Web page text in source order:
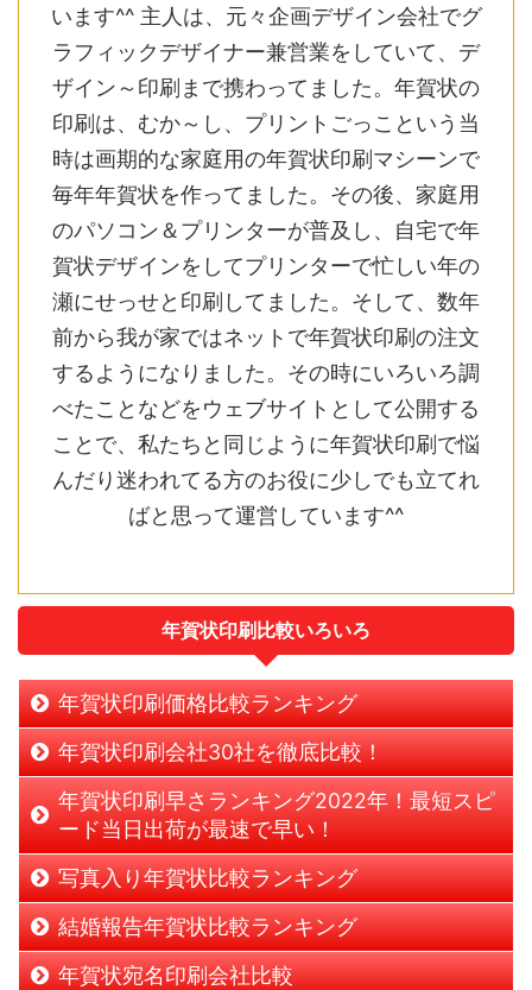
います^^ 主人は、元々企画デザイン会社でグ
ラフィックデザイナー兼営業をしていて、デ
ザイン～印刷まで携わってました。年賀状の
印刷は、むか～し、プリントごっこという当
時は画期的な家庭用の年賀状印刷マシーンで
毎年年賀状を作ってました。その後、家庭用
のパソコン＆プリンターが普及し、自宅で年
賀状デザインをしてプリンターで忙しい年の
瀬にせっせと印刷してました。そして、数年
前から我が家ではネットで年賀状印刷の注文
するようになりました。その時にいろいろ調
べたことなどをウェブサイトとして公開する
ことで、私たちと同じように年賀状印刷で悩
んだり迷われてる方のお役に少しでも立てれ
ばと思って運営しています^^
年賀状印刷比較いろいろ
年賀状印刷価格比較ランキング
年賀状印刷会社30社を徹底比較！
年賀状印刷早さランキング2022年！最短スピ
ード当日出荷が最速で早い！
写真入り年賀状比較ランキング
結婚報告年賀状比較ランキング
年賀状宛名印刷会社比較